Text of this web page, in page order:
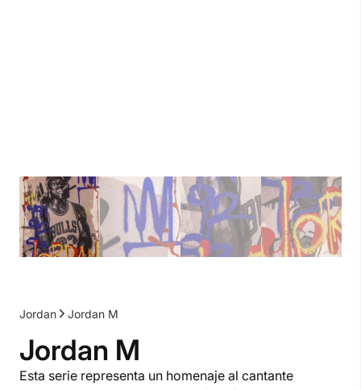
Jordan Jordan M
Jordan M
Esta serie representa un homenaje al cantante